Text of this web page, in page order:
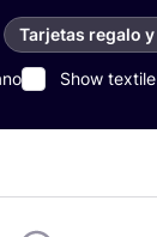
Tarjetas regalo
Show